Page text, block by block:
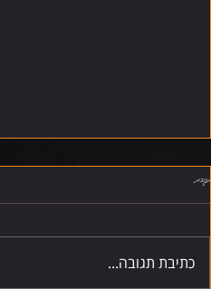
תגובות
כתיבת תגובה...